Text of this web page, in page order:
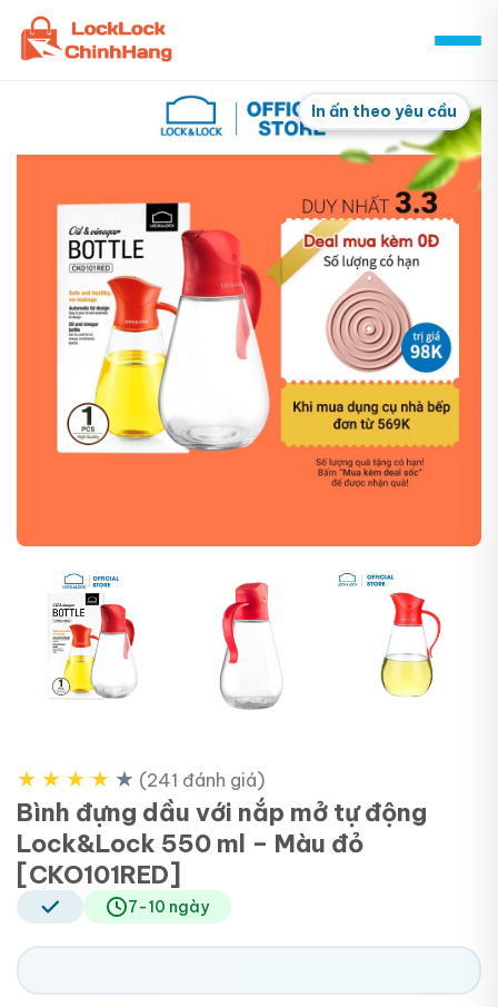
Skip
content
In ấn theo yêu cầu
★ ★ ★ ★ ★ (241 đánh giá)
Bình đựng dầu với nắp mở tự động
Lock&Lock 550 ml – Màu đỏ
[CKO101RED]
7-10 ngày